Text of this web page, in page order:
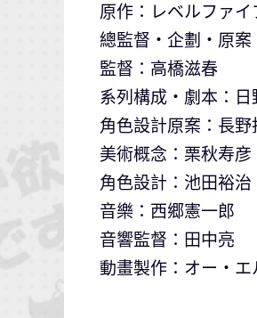
原作：レベルファイ
總監督・企劃・原
監督：高橋滋春
系列構成・劇本：日
角色設計原案：長野
美術概念：栗秋寿彦
角色設計：池田裕治
音樂：西郷憲一郎
音響監督：田中亮
動畫製作：オー・エ